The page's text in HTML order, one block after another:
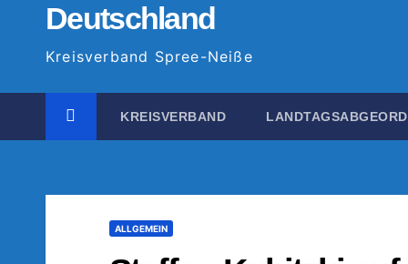
Deutschland
Kreisverband Spree-Neiße
KREISVERBAND
ALLGEMEIN